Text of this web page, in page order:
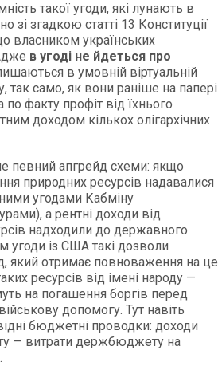
такої угоди, які лунають в
зі згадкою статті 13 Конституції
власником українських
в угоді не йдеться про
в умовній віртуальній
так само, як вони раніше на папері
факту профіт від їхнього
доходом кількох олігархічних
певний апгрейд схеми: якщо
природних ресурсів надавалися
угодами Кабміну
а рентні доходи від
надходили до державного
угоди із США такі дозволи
який отримає повноваження на це
ресурсів від імені народу —
на погашення боргів перед
допомогу. Тут навіть
бюджетні проводки: доходи
— витрати держбюджету на